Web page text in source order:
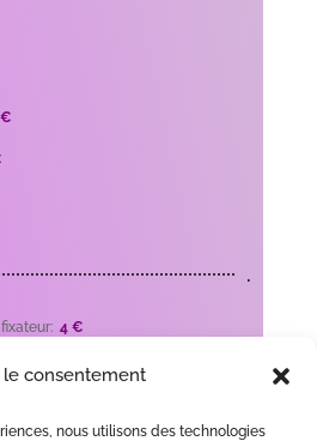
le consentement
nous utilisons des technologies
€
.
4€